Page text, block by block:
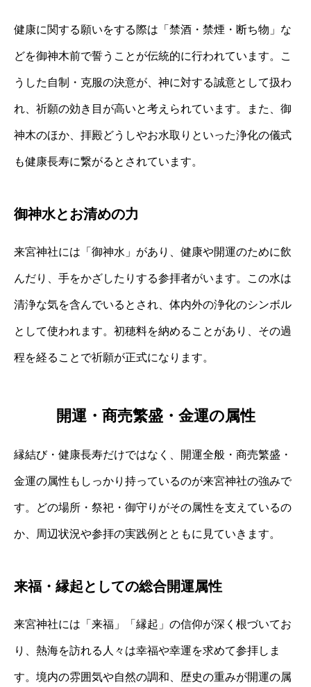
健康に関する願いをする際は「禁酒・禁煙・断ち物」な
どを御神木前で誓うことが伝統的に行われています。こ
うした自制・克服の決意が、神に対する誠意として扱わ
れ、祈願の効き目が高いと考えられています。また、御
神木のほか、拝殿どうしやお水取りといった浄化の儀式
も健康長寿に繋がるとされています。
御神水とお清めの力
来宮神社には「御神水」があり、健康や開運のために飲
んだり、手をかざしたりする参拝者がいます。この水は
清浄な気を含んでいるとされ、体内外の浄化のシンボル
として使われます。初穂料を納めることがあり、その過
程を経ることで祈願が正式になります。
開運・商売繁盛・金運の属性
縁結び・健康長寿だけではなく、開運全般・商売繁盛・
金運の属性もしっかり持っているのが来宮神社の強みで
す。どの場所・祭祀・御守りがその属性を支えているの
か、周辺状況や参拝の実践例とともに見ていきます。
来福・縁起としての総合開運属性
来宮神社には「来福」「縁起」の信仰が深く根づいてお
り、熱海を訪れる人々は幸福や幸運を求めて参拝しま
す。境内の雰囲気や自然の調和、歴史の重みが開運の属